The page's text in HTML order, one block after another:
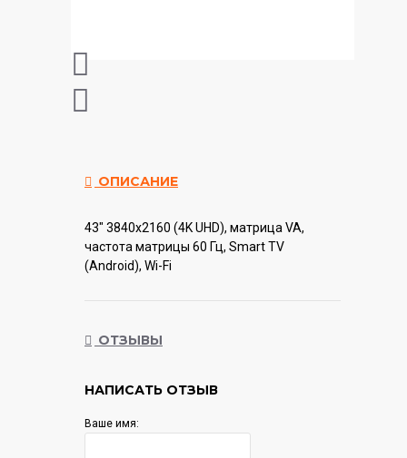
ОПИСАНИЕ
43" 3840x2160 (4K UHD), матрица VA,
частота матрицы 60 Гц, Smart TV
(Android), Wi-Fi
ОТЗЫВЫ
НАПИСАТЬ ОТЗЫВ
Ваше имя: